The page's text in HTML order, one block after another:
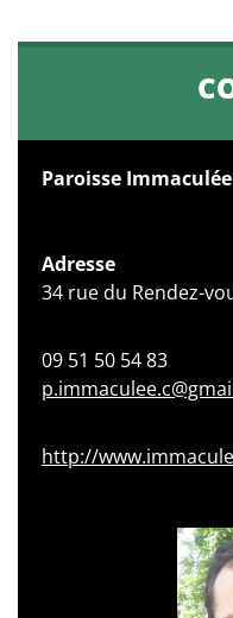
Paroisse
Adresse
34 rue du Rendez-
09 51 50 54 83
http://